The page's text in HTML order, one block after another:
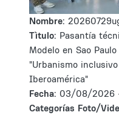
Nombre:
Tìtulo: Pasantía
Modelo en Sao
"Urbanismo
Iberoamérica"
Fecha: 03/08/2026
Categorías Foto/